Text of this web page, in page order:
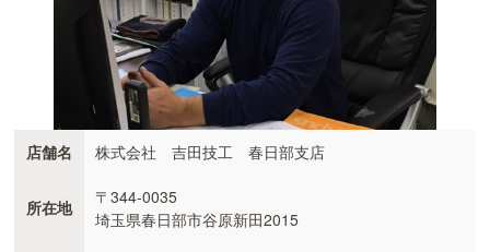
店舗名 株式会社 吉田技工 春日部支店
所在地
〒344-0035
埼玉県春日部市谷原新田2015